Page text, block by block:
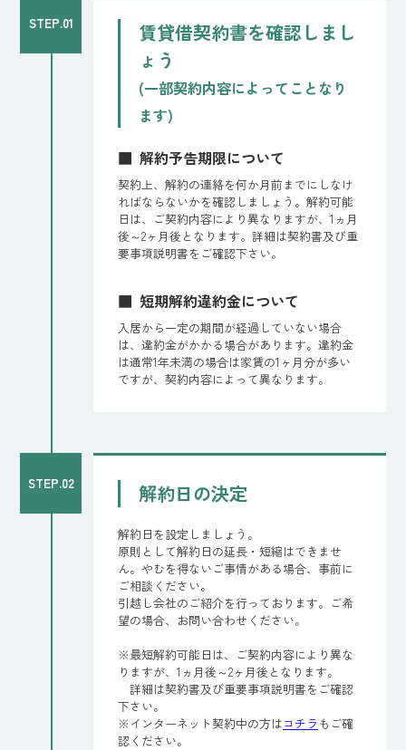
STEP.01
賃貸借契約書を確認しまし
ょう
(一部契約内容によってことなり
ます)
解約予告期限について
契約上、解約の連絡を何か月前までにしなけ
ればならないかを確認しましょう。解約可能
日は、ご契約内容により異なりますが、1ヵ月
後～2ヶ月後となります。詳細は契約書及び重
要事項説明書をご確認下さい。
短期解約違約金について
入居から一定の期間が経過していない場合
は、違約金がかかる場合があります。違約金
は通常1年未満の場合は家賃の1ヶ月分が多い
ですが、契約内容によって異なります。
STEP.02 解約日の決定
解約日を設定しましょう。
原則として解約日の延長・短縮はできませ
ん。やむを得ないご事情がある場合、事前に
ご相談ください。
引越し会社のご紹介を行っております。ご希
望の場合、お問い合わせください。
※最短解約可能日は、ご契約内容により異な
りますが、1ヵ月後～2ヶ月後となります。
詳細は契約書及び重要事項説明書をご確認
下さい。
※インターネット契約中の方はコチラ もご確
認ください。